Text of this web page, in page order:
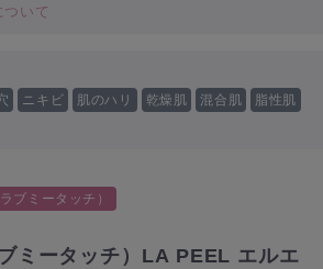
いて
ニキビ 肌のハリ 乾燥肌 混合肌 脂性肌
ブミータッチ）
ミータッチ）LA PEEL エルエ